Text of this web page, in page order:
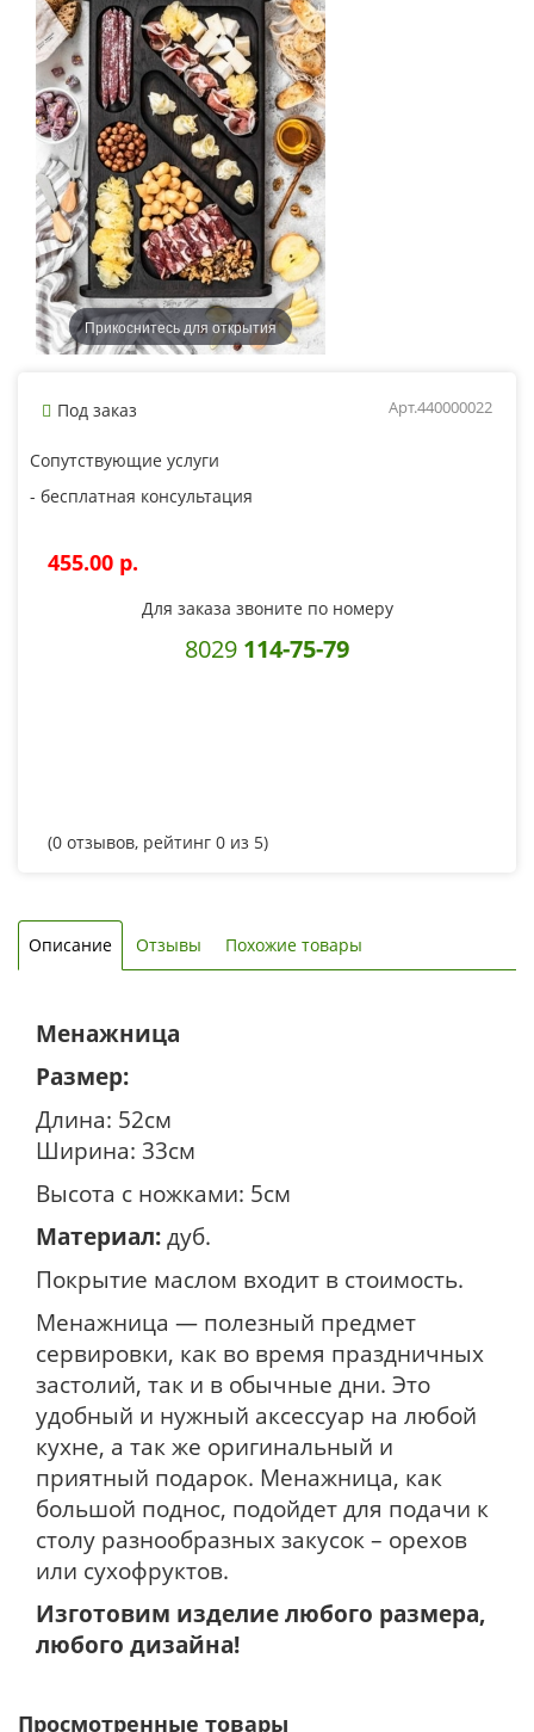
Прикоснитесь для открытия
Под заказ Арт.440000022
Сопутствующие услуги
- бесплатная консультация
455.00 p.
Для заказа звоните по номеру
8029 114-75-79
(0 отзывов, рейтинг 0 из 5)
Описание Отзывы Похожие товары
Менажница
Размер:
Длина: 52см
Ширина: 33см
Высота с ножками: 5см
Материал: дуб.
Покрытие маслом входит в стоимость.
Менажница — полезный предмет
сервировки, как во время праздничных
застолий, так и в обычные дни. Это
удобный и нужный аксессуар на любой
кухне, а так же оригинальный и
приятный подарок. Менажница, как
большой поднос, подойдет для подачи к
столу разнообразных закусок – орехов
или сухофруктов.
Изготовим изделие любого размера,
любого дизайна!
Просмотренные товары